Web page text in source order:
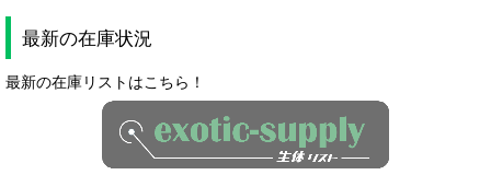
最新の在庫状況
最新の在庫リストはこちら！